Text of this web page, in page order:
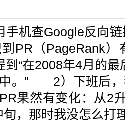
机查Google反向链
PR（PageRank
“在2008年4月的
。” 2）下班后，
果然有变化：从2
，那时我没怎么打